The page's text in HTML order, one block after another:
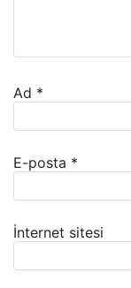
Ad *
E-posta *
İnternet sitesi